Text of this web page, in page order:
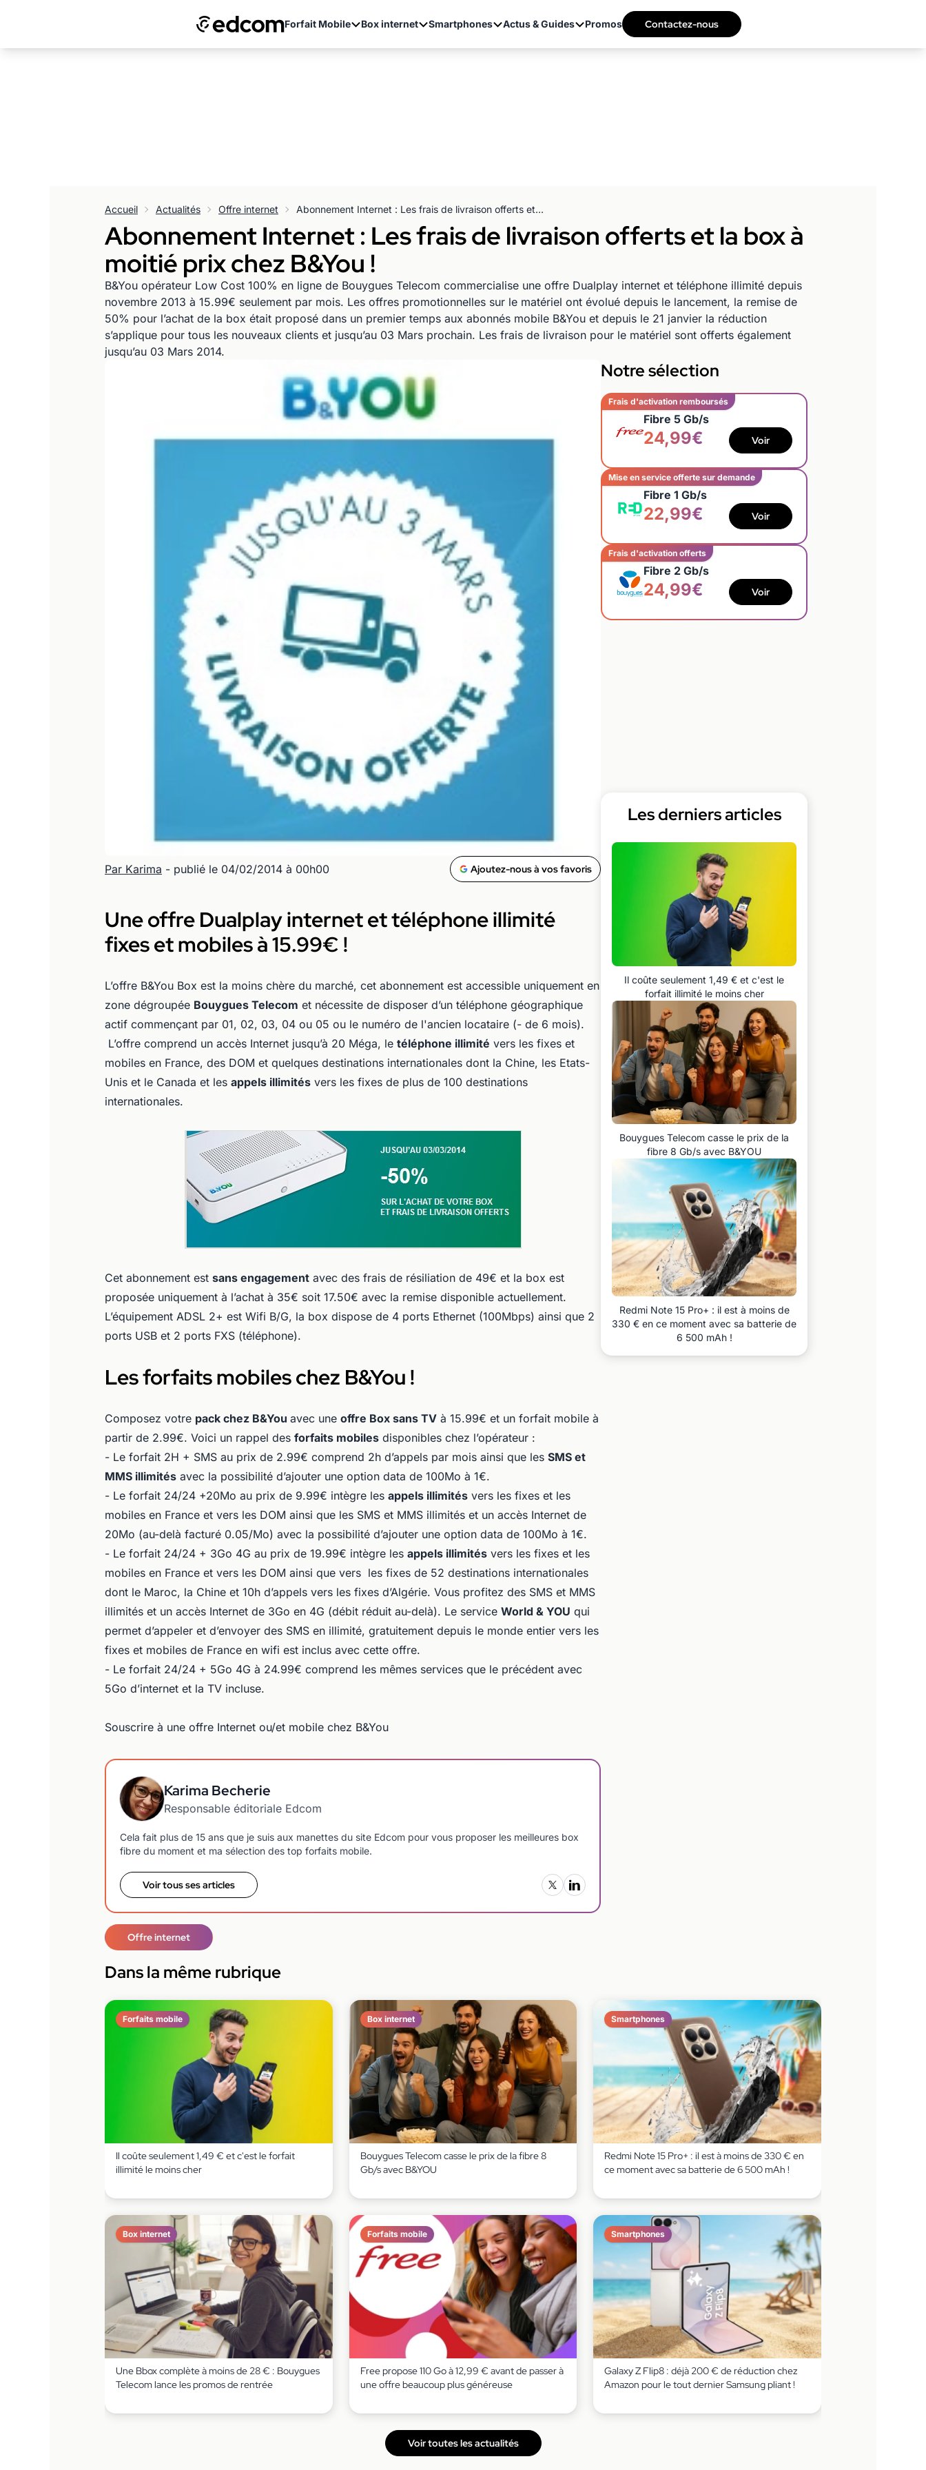
Forfait Mobile Box internet Smartphones Actus & Guides Promos Contactez-nous
Accueil Actualités Offre internet Abonnement Internet : Les frais de livraison offerts et la box à moitié prix chez B&You !
Abonnement Internet : Les frais de livraison offerts et la box à
moitié prix chez B&You !
B&You opérateur Low Cost 100% en ligne de Bouygues Telecom commercialise une offre Dualplay internet et téléphone illimité depuis
novembre 2013 à 15.99€ seulement par mois. Les offres promotionnelles sur le matériel ont évolué depuis le lancement, la remise de
50% pour l’achat de la box était proposé dans un premier temps aux abonnés mobile B&You et depuis le 21 janvier la réduction
s’applique pour tous les nouveaux clients et jusqu’au 03 Mars prochain. Les frais de livraison pour le matériel sont offerts également
jusqu’au 03 Mars 2014.
Par Karima - publié le 04/02/2014 à 00h00 Ajoutez-nous à vos favoris
Une offre Dualplay internet et téléphone illimité
fixes et mobiles à 15.99€ !
L’offre B&You Box est la moins chère du marché, cet abonnement est accessible uniquement en
zone dégroupée Bouygues Telecom et nécessite de disposer d’un téléphone géographique
actif commençant par 01, 02, 03, 04 ou 05 ou le numéro de l'ancien locataire (- de 6 mois).
L’offre comprend un accès Internet jusqu’à 20 Méga, le téléphone illimité vers les fixes et
mobiles en France, des DOM et quelques destinations internationales dont la Chine, les Etats-
Unis et le Canada et les appels illimités vers les fixes de plus de 100 destinations
internationales.
Cet abonnement est sans engagement avec des frais de résiliation de 49€ et la box est
proposée uniquement à l’achat à 35€ soit 17.50€ avec la remise disponible actuellement.
L’équipement ADSL 2+ est Wifi B/G, la box dispose de 4 ports Ethernet (100Mbps) ainsi que 2
ports USB et 2 ports FXS (téléphone).
Les forfaits mobiles chez B&You !
Composez votre pack chez B&You avec une offre Box sans TV à 15.99€ et un forfait mobile à
partir de 2.99€. Voici un rappel des forfaits mobiles disponibles chez l’opérateur :
- Le forfait 2H + SMS au prix de 2.99€ comprend 2h d’appels par mois ainsi que les SMS et
MMS illimités avec la possibilité d’ajouter une option data de 100Mo à 1€.
- Le forfait 24/24 +20Mo au prix de 9.99€ intègre les appels illimités vers les fixes et les
mobiles en France et vers les DOM ainsi que les SMS et MMS illimités et un accès Internet de
20Mo (au-delà facturé 0.05/Mo) avec la possibilité d’ajouter une option data de 100Mo à 1€.
- Le forfait 24/24 + 3Go 4G au prix de 19.99€ intègre les appels illimités vers les fixes et les
mobiles en France et vers les DOM ainsi que vers les fixes de 52 destinations internationales
dont le Maroc, la Chine et 10h d’appels vers les fixes d’Algérie. Vous profitez des SMS et MMS
illimités et un accès Internet de 3Go en 4G (débit réduit au-delà). Le service World & YOU qui
permet d’appeler et d’envoyer des SMS en illimité, gratuitement depuis le monde entier vers les
fixes et mobiles de France en wifi est inclus avec cette offre.
- Le forfait 24/24 + 5Go 4G à 24.99€ comprend les mêmes services que le précédent avec
5Go d’internet et la TV incluse.
Souscrire à une offre Internet ou/et mobile chez B&You
Karima Becherie
Responsable éditoriale Edcom
Cela fait plus de 15 ans que je suis aux manettes du site Edcom pour vous proposer les meilleures box
fibre du moment et ma sélection des top forfaits mobile.
Voir tous ses articles
Offre internet
Notre sélection
Frais d'activation remboursés
Fibre 5 Gb/s
24,99€ Voir
Mise en service offerte sur demande
Fibre 1 Gb/s
22,99€ Voir
Frais d'activation offerts
Fibre 2 Gb/s
24,99€ Voir
Les derniers articles
Il coûte seulement 1,49 € et c'est le
forfait illimité le moins cher
Bouygues Telecom casse le prix de la
fibre 8 Gb/s avec B&YOU
Redmi Note 15 Pro+ : il est à moins de
330 € en ce moment avec sa batterie de
6 500 mAh !
Dans la même rubrique
Forfaits mobile
Il coûte seulement 1,49 € et c'est le forfait
illimité le moins cher
Box internet
Bouygues Telecom casse le prix de la fibre 8
Gb/s avec B&YOU
Smartphones
Redmi Note 15 Pro+ : il est à moins de 330 € en
ce moment avec sa batterie de 6 500 mAh !
Box internet
Une Bbox complète à moins de 28 € : Bouygues
Telecom lance les promos de rentrée
Forfaits mobile
Free propose 110 Go à 12,99 € avant de passer à
une offre beaucoup plus généreuse
Smartphones
Galaxy Z Flip8 : déjà 200 € de réduction chez
Amazon pour le tout dernier Samsung pliant !
Voir toutes les actualités